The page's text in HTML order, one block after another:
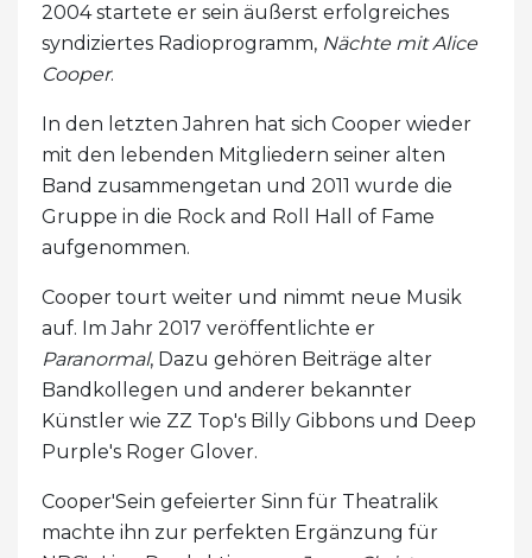
2004 startete er sein äußerst erfolgreiches
syndiziertes Radioprogramm, Nächte mit Alice
Cooper.
In den letzten Jahren hat sich Cooper wieder
mit den lebenden Mitgliedern seiner alten
Band zusammengetan und 2011 wurde die
Gruppe in die Rock and Roll Hall of Fame
aufgenommen.
Cooper tourt weiter und nimmt neue Musik
auf. Im Jahr 2017 veröffentlichte er
Paranormal, Dazu gehören Beiträge alter
Bandkollegen und anderer bekannter
Künstler wie ZZ Top's Billy Gibbons und Deep
Purple's Roger Glover.
Cooper'Sein gefeierter Sinn für Theatralik
machte ihn zur perfekten Ergänzung für